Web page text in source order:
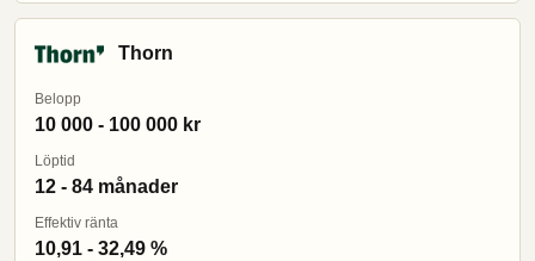
Thorn
Belopp
10 000 - 100 000 kr
Löptid
12 - 84 månader
Effektiv ränta
10,91 - 32,49 %